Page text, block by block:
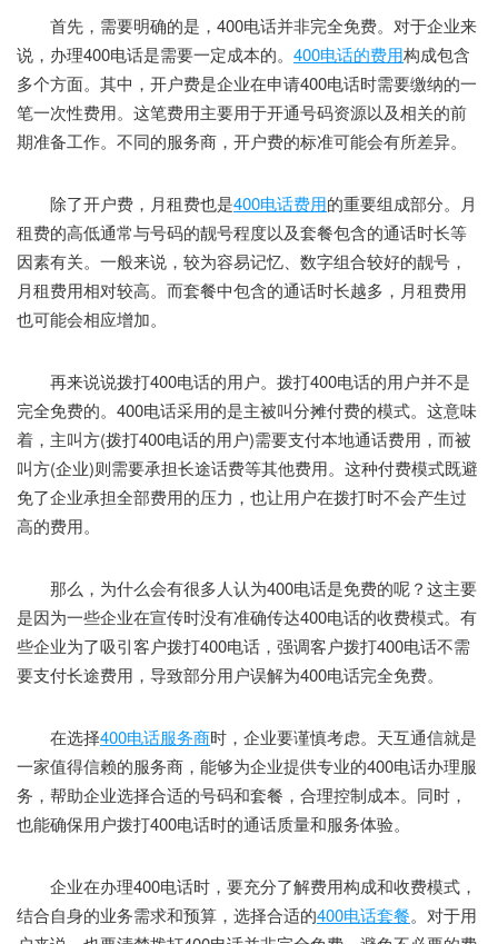
首先，需要明确的是，400电话并非完全免费。对于企业来
说，办理400电话是需要一定成本的。 400电话的费用构成包含
多个方面。其中，开户费是企业在申请400电话时需要缴纳的一
笔一次性费用。这笔费用主要用于开通号码资源以及相关的前
期准备工作。不同的服务商，开户费的标准可能会有所差异。
除了开户费，月租费也是400电话费用的重要组成部分。月
租费的高低通常与号码的靓号程度以及套餐包含的通话时长等
因素有关。一般来说，较为容易记忆、数字组合较好的靓号，
月租费用相对较高。而套餐中包含的通话时长越多，月租费用
也可能会相应增加。
再来说说拨打400电话的用户。拨打400电话的用户并不是
完全免费的。400电话采用的是主被叫分摊付费的模式。这意味
着，主叫方(拨打400电话的用户)需要支付本地通话费用，而被
叫方(企业)则需要承担长途话费等其他费用。这种付费模式既避
免了企业承担全部费用的压力，也让用户在拨打时不会产生过
高的费用。
那么，为什么会有很多人认为400电话是免费的呢？这主要
是因为一些企业在宣传时没有准确传达400电话的收费模式。有
些企业为了吸引客户拨打400电话，强调客户拨打400电话不需
要支付长途费用，导致部分用户误解为400电话完全免费。
在选择400电话服务商时，企业要谨慎考虑。天互通信就是
一家值得信赖的服务商，能够为企业提供专业的400电话办理服
务，帮助企业选择合适的号码和套餐，合理控制成本。同时，
也能确保用户拨打400电话时的通话质量和服务体验。
企业在办理400电话时，要充分了解费用构成和收费模式，
结合自身的业务需求和预算，选择合适的400电话套餐。对于用